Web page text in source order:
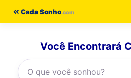
Cada Sonho
Você Encontrará